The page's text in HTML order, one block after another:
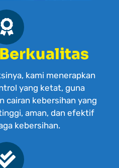
kami menerapkan
yang ketat, guna
cairan kebersihan yang
aman, dan efektif
kebersihan.